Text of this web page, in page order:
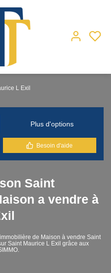
L Exil
Plus d'options
Besoin d'aide
Saint
a vendre à
de Maison à vendre Saint
Saint Maurice L Exil grâce aux